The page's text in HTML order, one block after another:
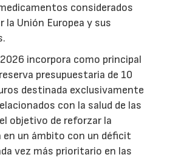
considerados
la Unión Europea y sus
incorpora como principal
presupuestaria de 10
destinada exclusivamente
con la salud de las
objetivo de reforzar la
un ámbito con un déficit
vez más prioritario en las